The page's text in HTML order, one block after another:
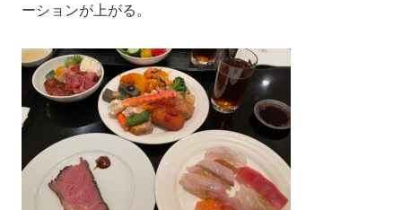
ーションが上がる。